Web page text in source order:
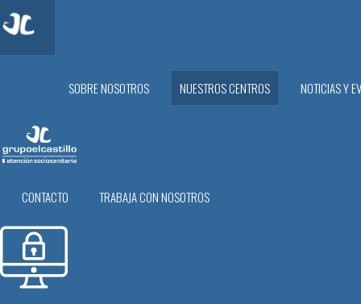
SOBRE NOSOTROS NUESTROS CENTROS NOTICIAS Y
CONTACTO TRABAJA CON NOSOTROS